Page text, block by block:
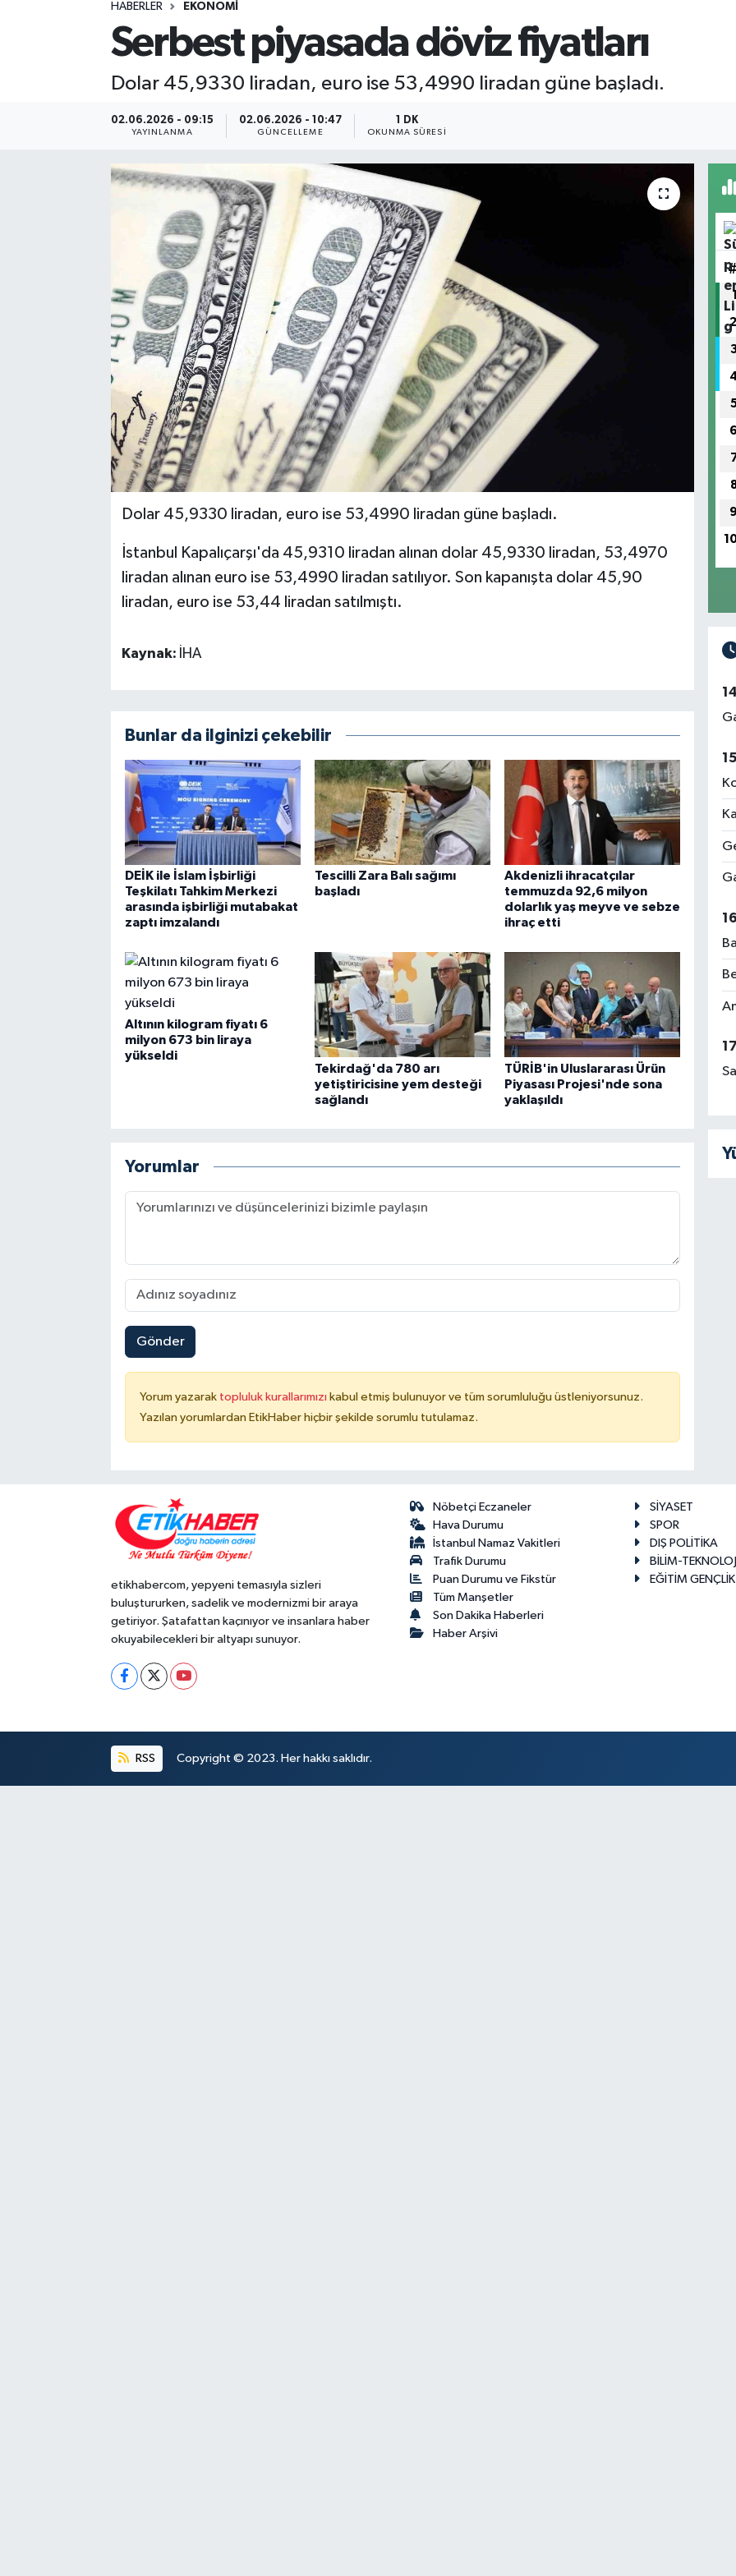
HABERLER EKONOMİ
Serbest piyasada döviz fiyatları
Dolar 45,9330 liradan, euro ise 53,4990 liradan güne başladı.
02.06.2026 - 09:15
YAYINLANMA
02.06.2026 - 10:47
GÜNCELLEME
1 DK
OKUNMA SÜRESI
Dolar 45,9330 liradan, euro ise 53,4990 liradan güne başladı.
İstanbul Kapalıçarşı'da 45,9310 liradan alınan dolar 45,9330 liradan, 53,4970
liradan alınan euro ise 53,4990 liradan satılıyor. Son kapanışta dolar 45,90
liradan, euro ise 53,44 liradan satılmıştı.
Kaynak: İHA
Bunlar da ilginizi çekebilir
DEİK ile İslam İşbirliği
Teşkilatı Tahkim Merkezi
arasında işbirliği mutabakat
zaptı imzalandı
Tescilli Zara Balı sağımı
başladı
Akdenizli ihracatçılar
temmuzda 92,6 milyon
dolarlık yaş meyve ve sebze
ihraç etti
Altının kilogram fiyatı 6
milyon 673 bin liraya
yükseldi
Tekirdağ'da 780 arı
yetiştiricisine yem desteği
sağlandı
TÜRİB'in Uluslararası Ürün
Piyasası Projesi'nde sona
yaklaşıldı
Yorumlar
Gönder
Yorum yazarak topluluk kurallarımızı kabul etmiş bulunuyor ve tüm sorumluluğu üstleniyorsunuz.
Yazılan yorumlardan EtikHaber hiçbir şekilde sorumlu tutulamaz.
#
1
2
6
9
etikhabercom, yepyeni temasıyla sizleri
buluştururken, sadelik ve modernizmi bir araya
getiriyor. Şatafattan kaçınıyor ve insanlara haber
okuyabilecekleri bir altyapı sunuyor.
Nöbetçi Eczaneler
Hava Durumu
İstanbul Namaz Vakitleri
Trafik Durumu
Puan Durumu ve Fikstür
Tüm Manşetler
Son Dakika Haberleri
Haber Arşivi
SİYASET
SPOR
DIŞ POLİTİKA
BİLİM-TEKNOLOJİ
EĞİTİM GENÇLİK
RSS Copyright © 2023. Her hakkı saklıdır.
ÖZEL HABER